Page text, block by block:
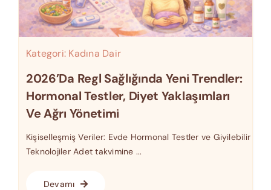
Kategori: Kadına Dair
2026’da Regl Sağlığında Yeni Trendler:
Hormonal Testler, Diyet Yaklaşımları
Ve Ağrı Yönetimi
Kişiselleşmiş Veriler: Evde Hormonal Testler ve Giyilebilir
Teknolojiler Adet takvimine ...
Devamı